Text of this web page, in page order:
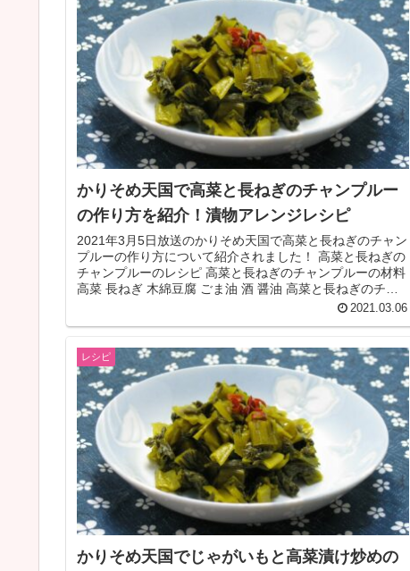
かりそめ天国で高菜と長ねぎのチャンプルー
の作り方を紹介！漬物アレンジレシピ
2021年3月5日放送のかりそめ天国で高菜と長ねぎのチャン
プルーの作り方について紹介されました！ 高菜と長ねぎの
チャンプルーのレシピ 高菜と長ねぎのチャンプルーの材料
高菜 長ねぎ 木綿豆腐 ごま油 酒 醤油 高菜と長ねぎのチャ
2021.03.06
レシピ
かりそめ天国でじゃがいもと高菜漬け炒めの